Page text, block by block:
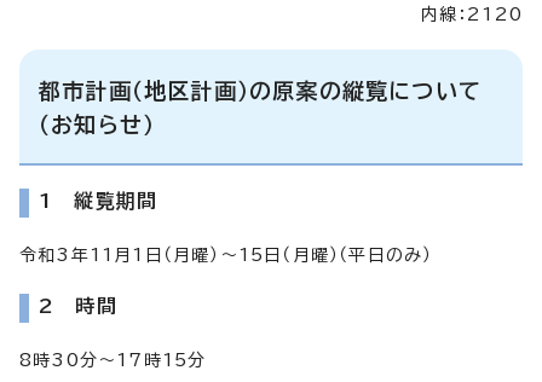
内線：2120
都市計画（地区計画）の原案の縦覧について
（お知らせ）
1 縦覧期間
令和3年11月1日（月曜）～15日（月曜）（平日のみ）
2 時間
8時30分～17時15分